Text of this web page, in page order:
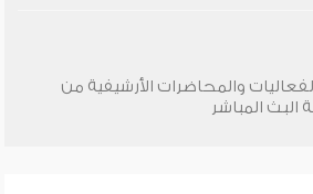
والمحاضرات الأرشيفية من
البث المباشر